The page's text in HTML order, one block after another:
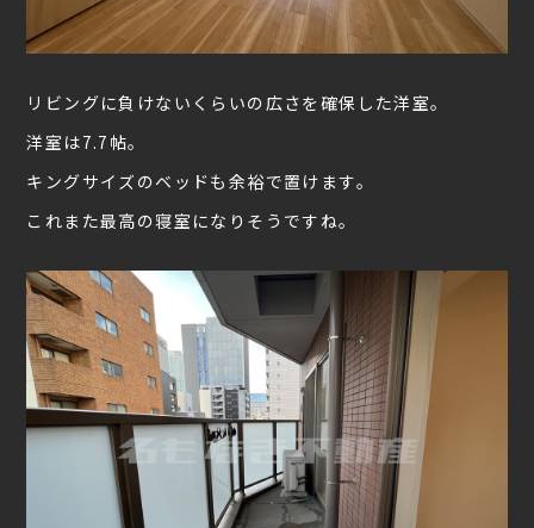
リビングに負けないくらいの広さを確保した洋室。
洋室は7.7帖。
キングサイズのベッドも余裕で置けます。
これまた最高の寝室になりそうですね。